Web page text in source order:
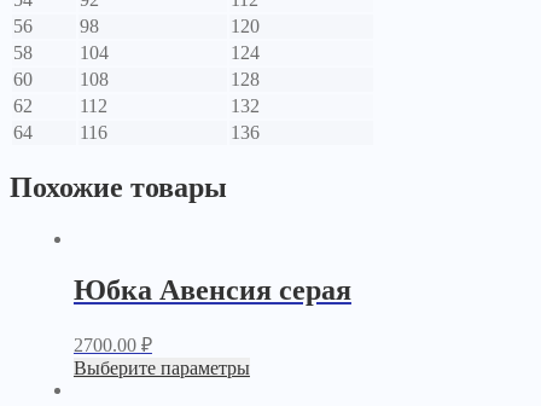
56
98
120
58
104
124
60
108
128
62
112
132
64
116 136
Похожие товары
Юбка Авенсия серая
2700.00 ₽
Выберите параметры